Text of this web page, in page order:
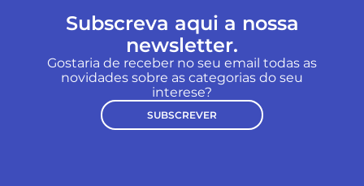
Subscreva aqui a nossa
newsletter.
Gostaria de receber no seu email todas as
novidades sobre as categorias do seu
interese?
SUBSCREVER